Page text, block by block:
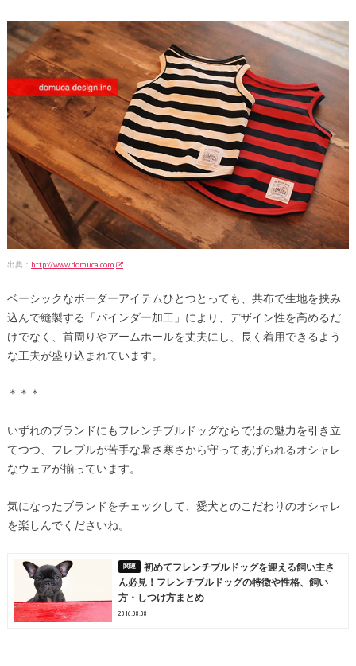
出典： http://www.domuca.com
ベーシックなボーダーアイテムひとつとっても、共布で生地を挟み
込んで縫製する「バインダー加工」により、デザイン性を高めるだ
けでなく、首周りやアームホールを丈夫にし、長く着用できるよう
な工夫が盛り込まれています。
＊＊＊
いずれのブランドにもフレンチブルドッグならではの魅力を引き立
てつつ、フレブルが苦手な暑さ寒さから守ってあげられるオシャレ
なウェアが揃っています。
気になったブランドをチェックして、愛犬とのこだわりのオシャレ
を楽しんでくださいね。
初めてフレンチブルドッグを迎える飼い主さ
ん必見！フレンチブルドッグの特徴や性格、飼い
方・しつけ方まとめ
2016.08.08